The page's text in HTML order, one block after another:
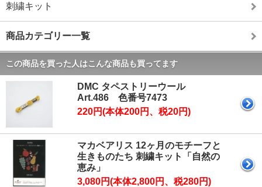
刺繍キット
商品カテゴリー一覧
この商品を買った人はこんな商品も買ってます
DMC タペストリーウール
Art.486 色番号7473
220円(本体200円、税20円)
マカベアリス 12ヶ月のモチーフと
生きものたち 刺繍キット「自然の
恵み」
3,080円(本体2,800円、税280円)